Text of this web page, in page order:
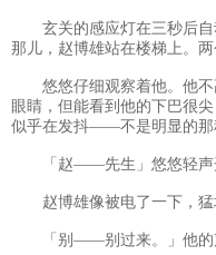
玄关的感应灯在三秒后自
那儿，赵博雄站在楼梯上。
悠悠仔细观察着他。他不
眼睛，但能看到他的下巴很
似乎在发抖——不是明显的那
「赵——先生」悠悠轻声
赵博雄像被电了一下，猛
「别——别过来。」他的声